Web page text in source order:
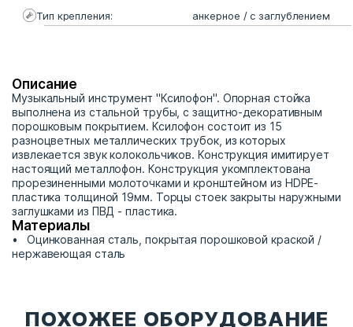
Тип крепления: анкерное / с заглублением
Описание
Музыкальный инструмент "Ксилофон". Опорная стойка
выполнена из стальной трубы, с защитно-декоративным
порошковым покрытием. Ксилофон состоит из 15
разноцветных металлических трубок, из которых
извлекается звук колокольчиков. Конструкция имитирует
настоящий металлофон. Конструкция укомплектована
прорезиненными молоточками и кронштейном из HDPE-
пластика толщиной 19мм. Торцы стоек закрыты наружными
заглушками из ПВД - пластика.
Материалы
Оцинкованная сталь, покрытая порошковой краской /
нержавеющая сталь
ПОХОЖЕЕ ОБОРУДОВАНИЕ